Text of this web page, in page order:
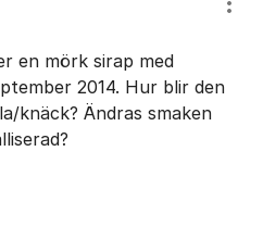
en mörk sirap med
2014. Hur blir den
knäck? Ändras smaken